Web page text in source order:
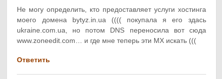
Не могу определить, кто предоставляет услуги хостинга
моего домена bytyz.in.ua (((( покупала я его здась
ukraine.com.ua, но потом DNS переносила вот сюда
www.zoneedit.com… и где мне теперь эти MX искать (((
Ответить